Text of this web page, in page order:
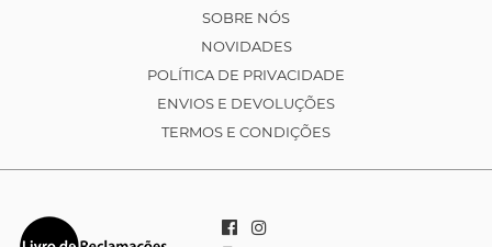
SOBRE NÓS
NOVIDADES
POLÍTICA DE PRIVACIDADE
ENVIOS E DEVOLUÇÕES
TERMOS E CONDIÇÕES